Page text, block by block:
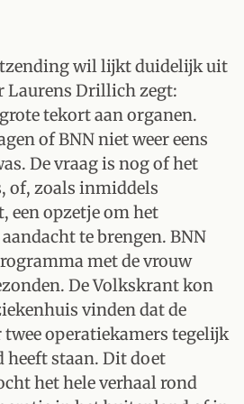
wil lijkt duidelijk uit
Laurens Drillich zegt:
tekort aan organen.
of BNN niet weer eens
De vraag is nog of het
of, zoals inmiddels
een opzetje om het
te brengen. BNN
met de vrouw
De Volkskrant kon
vinden dat de
operatiekamers tegelijk
staan. Dit doet
het hele verhaal rond